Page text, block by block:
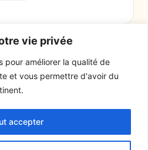
vie privée
pour améliorer la qualité de
et vous permettre d'avoir du
accepterActualités
Mentions légales